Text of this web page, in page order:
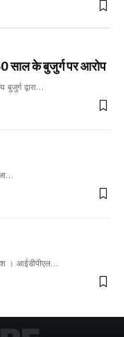
साल के बुजुर्ग पर आरोप
द्वारा…
। आईडीपीएल…